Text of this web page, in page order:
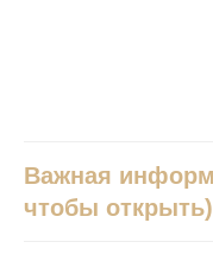
Важная
чтобы открыть)